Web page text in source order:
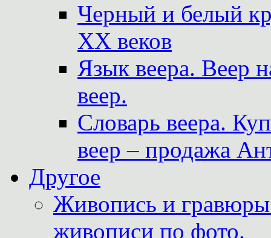
Черный и белый
XX веков
Язык веера. Веер
веер.
Словарь веера.
веер – продажа
Другое
Живопись и
живописи по фото.